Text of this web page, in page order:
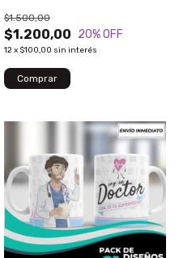
$1.200,00
$1.500,00
20% OFF
12x $100,00 sin interés